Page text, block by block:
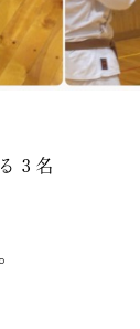
３名